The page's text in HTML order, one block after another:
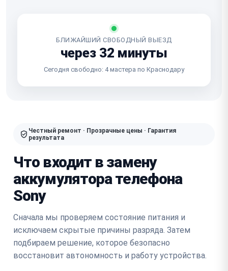
БЛИЖАЙШИЙ СВОБОДНЫЙ ВЫЕЗД
через 32 минуты
Сегодня свободно: 4 мастера по Краснодару
Честный ремонт · Прозрачные цены · Гарантия
результата
Что входит в замену
аккумулятора телефона
Sony
Сначала мы проверяем состояние питания и
исключаем скрытые причины разряда. Затем
подбираем решение, которое безопасно
восстановит автономность и работу устройства.